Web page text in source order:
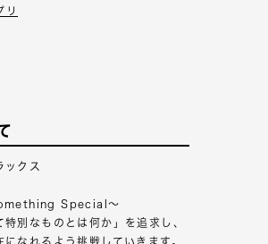
リ
ックス
Special～
特別なものとは何か」を追求し、
なれるよう挑戦していきます。